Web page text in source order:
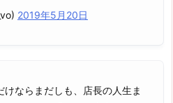
2019年5月20日
けならまだしも、店長の人生ま